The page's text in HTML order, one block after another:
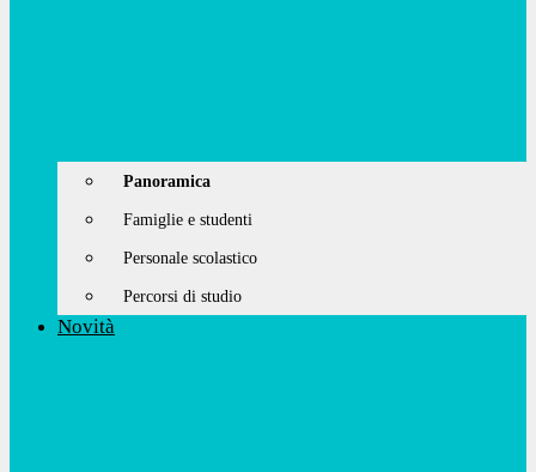
Panoramica
Famiglie e studenti
Personale scolastico
Percorsi di studio
Novità